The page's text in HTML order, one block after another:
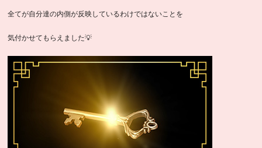
全てが自分達の内側が反映しているわけではないことを
気付かせてもらえました💡